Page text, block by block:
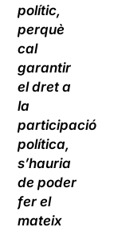
polític,
perquè
cal
garantir
el dret a
la
participació
política,
s’hauria
de poder
fer el
mateix